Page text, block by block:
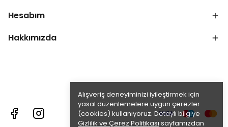
Alışveriş deneyiminizi iyileştirmek için
yasal düzenlemelere uygun çerezler
(cookies) kullanıyoruz. Detaylı bilgiye
Gizlilik ve Çerez Politikası sayfamızdan
Hesabım
Hakkımızda